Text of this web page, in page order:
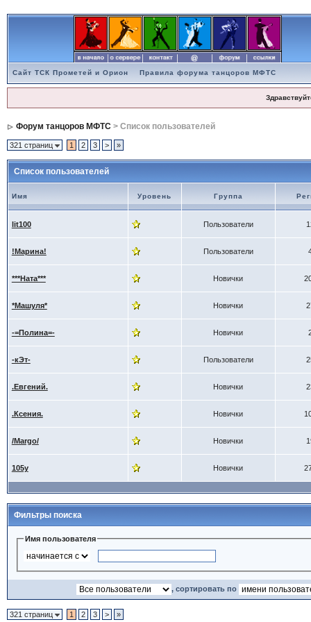
Сайт ТСК Прометей и Орион Правила форума танцоров МФТС
Форум танцоров МФТС> Список пользователей
321 страниц 1 2 3 > »
Список пользователей
Имя Уровень Группа
lit100 Пользователи
!Марина! Пользователи
***Ната*** Новички
*Машуля* Новички
-=Полина=- Новички
-кЭт- Пользователи
.Евгений. Новички
.Ксения. Новички
/Margo/ Новички
105y Новички
Фильтры поиска
Имя пользователя
, сортировать по
321 страниц 1 2 3 > »